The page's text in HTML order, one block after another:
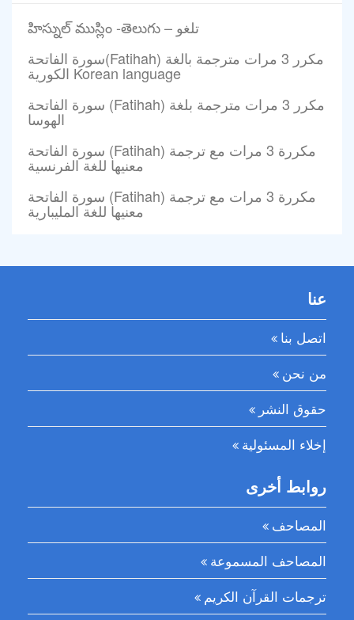
హిస్నుల్ ముస్లిం -తెలుగు – تلغو
سورة الفاتحة(Fatihah) مكرر 3 مرات مترجمة بالغة
الكورية Korean language
سورة الفاتحة (Fatihah) مكرر 3 مرات مترجمة بلغة
الهوسا
سورة الفاتحة (Fatihah) مكررة 3 مرات مع ترجمة
معنيها للغة الفرنسية
سورة الفاتحة (Fatihah) مكررة 3 مرات مع ترجمة
معنيها للغة المليبارية
عنا
اتصل بنا
من نحن
حقوق النشر
إخلاء المسئولية
روابط أخرى
المصاحف
المصاحف المسموعة
ترجمات القرآن الكريم